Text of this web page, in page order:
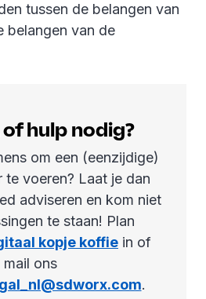
tussen de belangen van
belangen van de
hulp nodig?
om een (eenzijdige)
voeren? Laat je dan
adviseren en kom niet
te staan! Plan
kopje koffie in of
mail ons
.